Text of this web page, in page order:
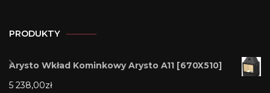
PRODUKTY
Arysto Wkład Kominkowy Arysto A11 [670X510]
5 238,00zł